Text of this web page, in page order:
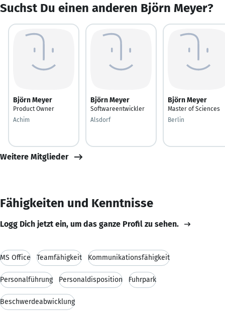
Suchst Du einen anderen Björn Meyer?
Björn Meyer
Product Owner
Achim
Björn Meyer
Softwareentwickler
Alsdorf
Björn Meyer
Master of Sciences
Berlin
Weitere Mitglieder
Fähigkeiten und Kenntnisse
Logg Dich jetzt ein, um das ganze Profil zu sehen.
MS Office Teamfähigkeit Kommunikationsfähigkeit
Personalführung Personaldisposition Fuhrpark
Beschwerdeabwicklung